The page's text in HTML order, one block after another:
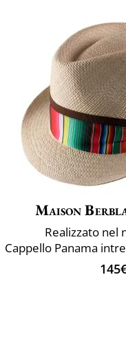
Maison
Realizzato nel